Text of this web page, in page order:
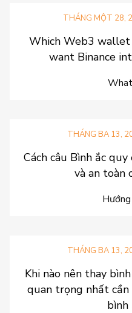
THÁNG MỘT 28,
Which Web3
want Binance
THÁNG BA 13,
Cách câu Bình ắc
và an toàn
Hướng
THÁNG BA 13,
Khi nào nên thay
quan trọng nhất
bình